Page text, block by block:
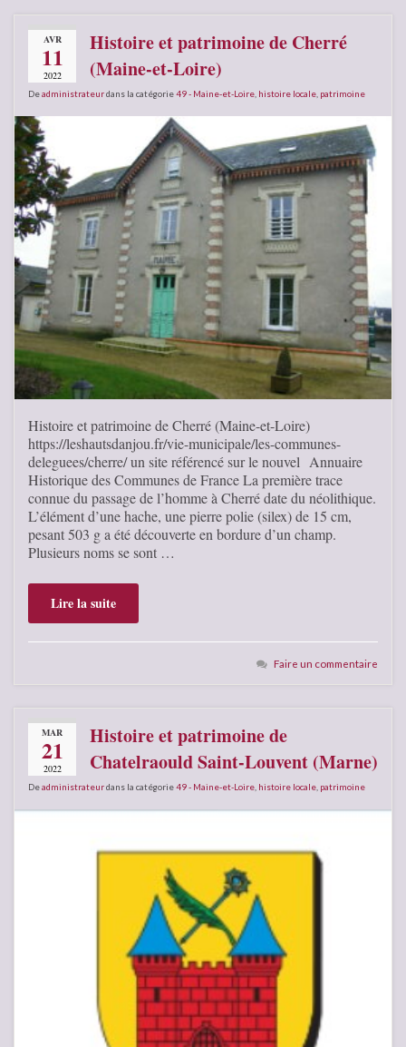
AVR
11
2022
Histoire et patrimoine de Cherré
(Maine-et-Loire)
Deadministrateurdans la catégorie49 - Maine-et-Loire histoire locale patrimoine
Histoire et patrimoine de Cherré (Maine-et-Loire)
https://leshautsdanjou.fr/vie-municipale/les-communes-
deleguees/cherre/ un site référencé sur le nouvel Annuaire
Historique des Communes de France La première trace
connue du passage de l’homme à Cherré date du néolithique.
L’élément d’une hache, une pierre polie (silex) de 15 cm,
pesant 503 g a été découverte en bordure d’un champ.
Plusieurs noms se sont …
Lire la suite
Faire un commentaire
MAR
21
2022
Histoire et patrimoine de
Chatelraould Saint-Louvent (Marne)
Deadministrateurdans la catégorie49 - Maine-et-Loire histoire locale patrimoine